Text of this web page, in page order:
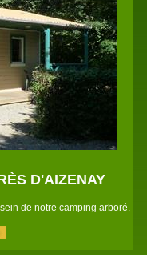
D'AIZENAY
de notre camping arboré.